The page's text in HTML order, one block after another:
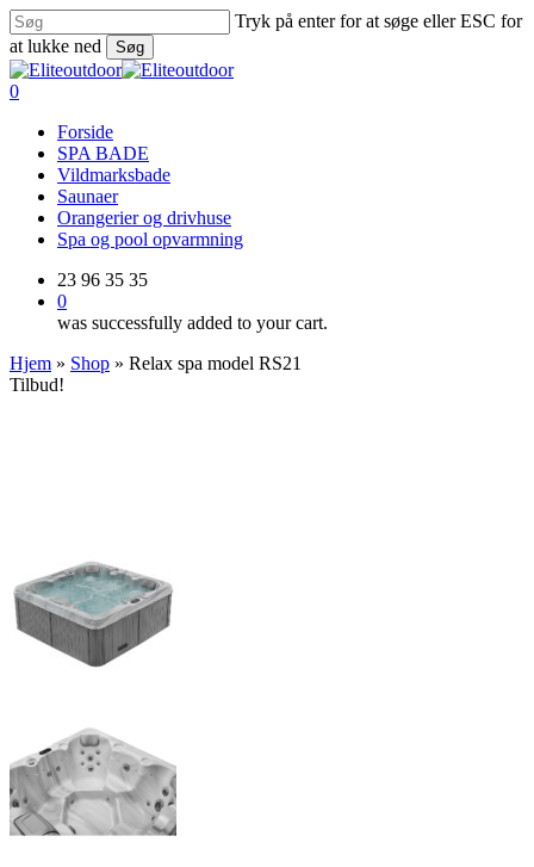
Skip
to
main
content
Tryk på enter for at søge eller ESC for
at lukke ned
Søg
Close
Search
0
Forside
SPA BADE
Vildmarksbade
Saunaer
Orangerier og drivhuse
Spa og pool opvarmning
23 96 35 35
0
was successfully added to your cart.
Hjem » Shop » Relax spa model RS21
Tilbud!